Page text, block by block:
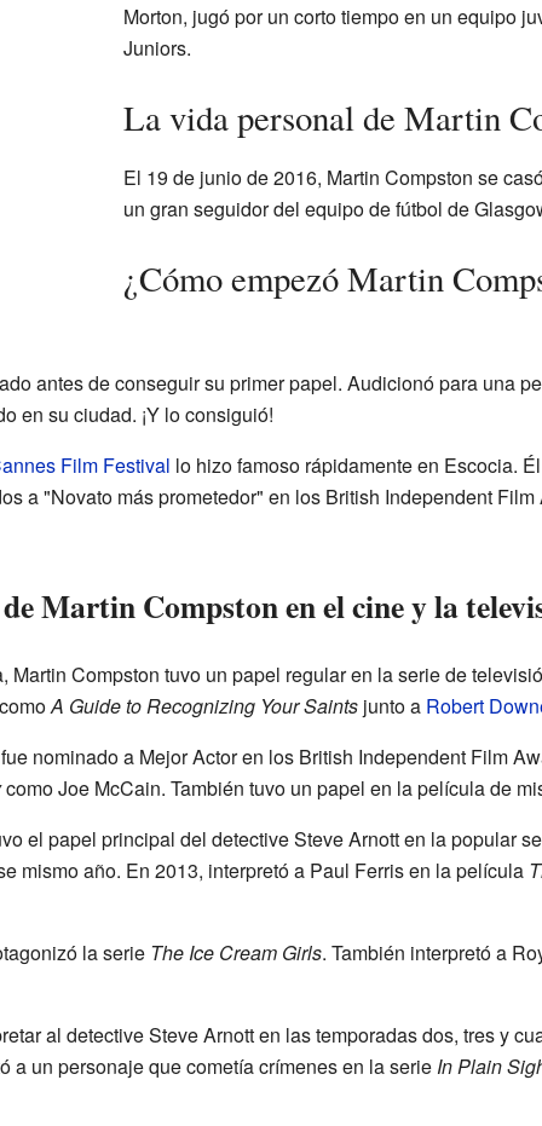
Morton, jugó por un corto tiempo en un equipo
Juniors.
La vida personal de Martin
El 19 de junio de 2016, Martin Compston se
un gran seguidor del equipo de fútbol de
¿Cómo empezó Martin
antes de conseguir su primer papel. Audicionó para una
en su ciudad. ¡Y lo consiguió!
Film Festival lo hizo famoso rápidamente en Escocia.
a "Novato más prometedor" en los British Independent
Martin Compston en el cine y la
Martin Compston tuvo un papel regular en la serie de
A Guide to Recognizing Your Saintsjunto a Robert
nominado a Mejor Actor en los British Independent Film
como Joe McCain. También tuvo un papel en la película de
el papel principal del detective Steve Arnott en la popular
mismo año. En 2013, interpretó a Paul Ferris en la película
la serie The Ice Cream Girls. También interpretó a
al detective Steve Arnott en las temporadas dos, tres y
a un personaje que cometía crímenes en la serie In Plain